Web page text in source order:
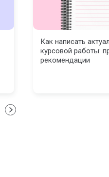
Как написать
курсовой работы:
рекомендации